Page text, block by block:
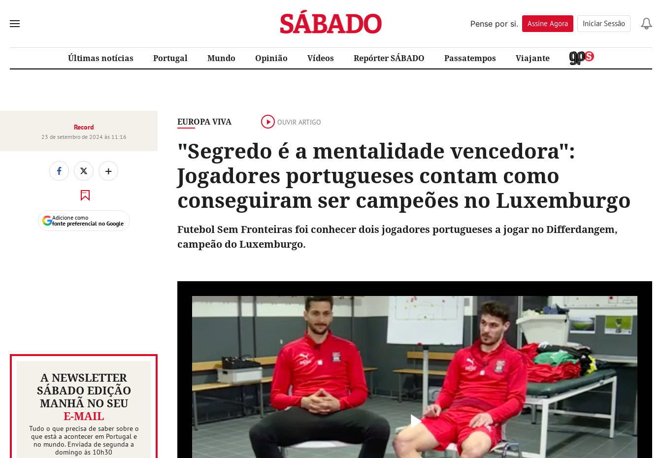
Sábado
Pense por si.
Assine Agora Iniciar Sessão
Últimas notícias Portugal Mundo Opinião Vídeos Repórter SÁBADO Passatempos Viajante
EUROPA VIVA OUVIR ARTIGO
"Segredo é a mentalidade vencedora":
Jogadores portugueses contam como
conseguiram ser campeões no Luxemburgo
Record
23 de setembro de 2024 às 11:16
+
Adicione como
fonte preferencial no Google
A NEWSLETTER
SÁBADO EDIÇÃO
MANHÃ NO SEU
E-MAIL
Tudo o que precisa de saber sobre o
que está a acontecer em Portugal e
no mundo. Enviada de segunda a
domingo às 10h30
Futebol Sem Fronteiras foi conhecer dois jogadores portugueses a jogar no Differdangem,
campeão do Luxemburgo.
Reproduzir